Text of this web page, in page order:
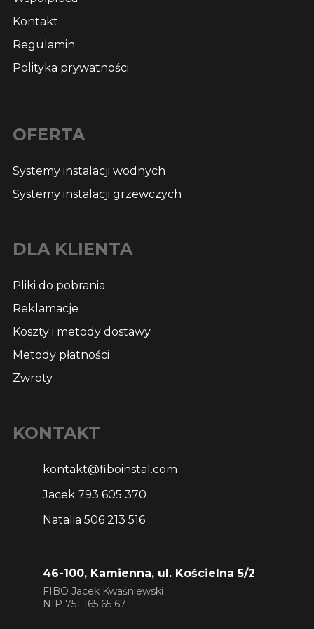
Kontakt
Regulamin
Polityka prywatności
OFERTA
Systemy instalacji wodnych
Systemy instalacji grzewczych
DLA KLIENTA
Pliki do pobrania
Reklamacje
Koszty i metody dostawy
Metody płatności
Zwroty
KONTAKT
kontakt@fiboinstal.com
Jacek 793 605 370
Natalia 506 213 516
46-100, Kamienna, ul. Kościelna 5/2
FIBO Jacek Kwaśniewski
NIP 751 165 65 67